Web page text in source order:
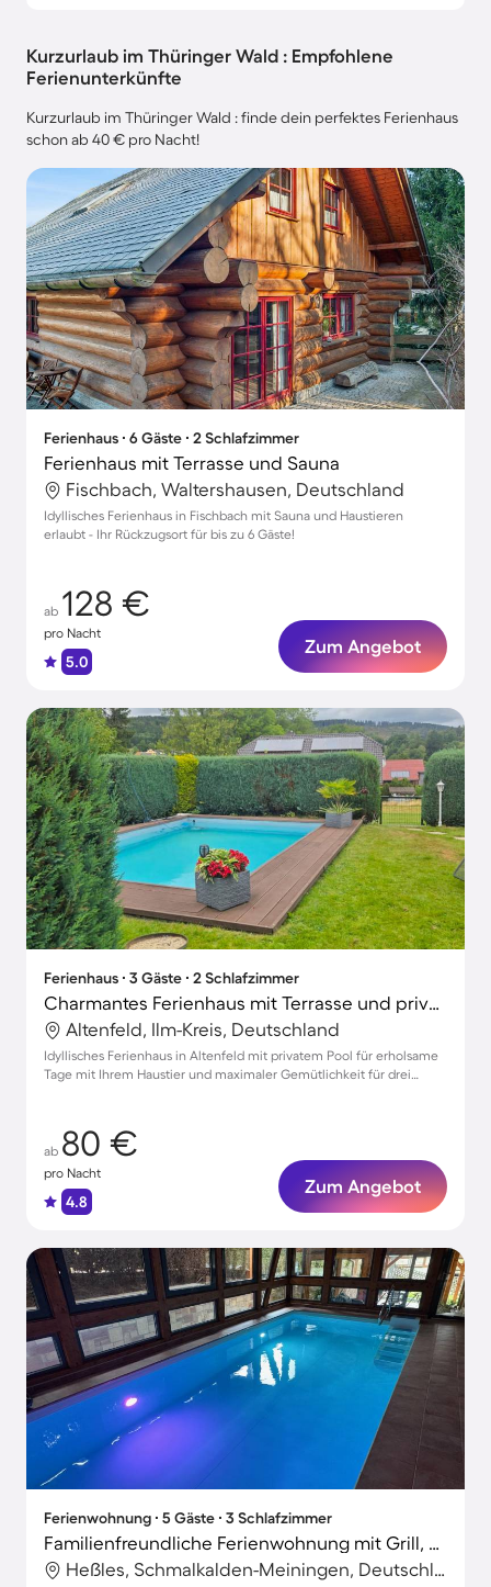
Kurzurlaub im Thüringer Wald : Empfohlene
Ferienunterkünfte
Kurzurlaub im Thüringer Wald : finde dein perfektes Ferienhaus
schon ab 40 € pro Nacht!
Ferienhaus ∙ 6 Gäste ∙ 2 Schlafzimmer
Ferienhaus mit Terrasse und Sauna
Fischbach, Waltershausen, Deutschland
Idyllisches Ferienhaus in Fischbach mit Sauna und Haustieren
erlaubt - Ihr Rückzugsort für bis zu 6 Gäste!
ab 128 €
pro Nacht
5.0
Zum Angebot
Ferienhaus ∙ 3 Gäste ∙ 2 Schlafzimmer
Charmantes Ferienhaus mit Terrasse und privatem Pool | Haustiere sind willkommen
Altenfeld, Ilm-Kreis, Deutschland
Idyllisches Ferienhaus in Altenfeld mit privatem Pool für erholsame
Tage mit Ihrem Haustier und maximaler Gemütlichkeit für drei
ab 80 €
pro Nacht
4.8
Zum Angebot
Ferienwohnung ∙ 5 Gäste ∙ 3 Schlafzimmer
Familienfreundliche Ferienwohnung mit Grill, privatem Pool und Garten | Bergblick | Haustiere sind willkommen
Heßles, Schmalkalden-Meiningen, Deutschland